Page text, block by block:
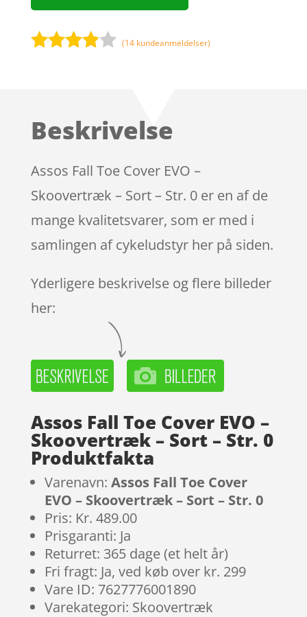
på
ømmels
er
(14 kundeanmeldelser)
Beskrivelse
Assos Fall Toe Cover EVO –
Skoovertræk – Sort – Str. 0 er en af de
mange kvalitetsvarer, som er med i
samlingen af cykeludstyr her på siden.
Yderligere beskrivelse og flere billeder
her:
Assos Fall Toe Cover EVO –
Skoovertræk – Sort – Str. 0
Produktfakta
Varenavn: Assos Fall Toe Cover
EVO – Skoovertræk – Sort – Str. 0
Pris: Kr. 489.00
Prisgaranti: Ja
Returret: 365 dage (et helt år)
Fri fragt: Ja, ved køb over kr. 299
Vare ID: 7627776001890
Varekategori: Skoovertræk